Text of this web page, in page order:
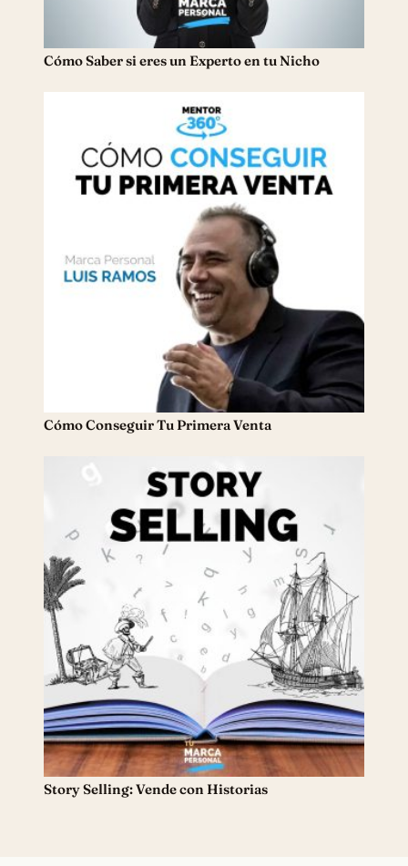
Cómo Saber si eres un Experto en tu Nicho
Cómo Conseguir Tu Primera Venta
Story Selling: Vende con Historias